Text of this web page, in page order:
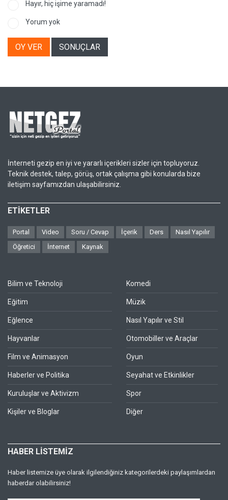
Hayır, hiç işime yaramadı!
Yorum yok
OY VER SONUÇLAR
İnterneti gezip en iyi ve yararlı içerikleri sizler için topluyoruz.
Teknik destek, talep, görüş, ortak çalışma gibi konularda bize
iletişim sayfamızdan ulaşabilirsiniz.
ETİKETLER
Portal Video Soru / Cevap İçerik Ders
Nasıl Yapılır
Öğretici
İnternet Kaynak
Bilim ve Teknoloji
Eğitim
Eğlence
Hayvanlar
Film ve Animasyon
Haberler ve Politika
Kuruluşlar ve Aktivizm
Kişiler ve Bloglar
Komedi
Müzik
Nasıl Yapılır ve Stil
Otomobiller ve Araçlar
Oyun
Seyahat ve Etkinlikler
Spor
Diğer
HABER LİSTEMİZ
Haber listemize üye olarak ilgilendiğiniz kategorilerdeki paylaşımlardan
haberdar olabilirsiniz!